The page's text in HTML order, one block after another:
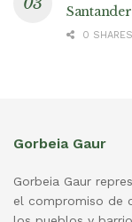
Santander
0 SHARES
Gorbeia Gaur
Gorbeia Gaur
el compromiso de